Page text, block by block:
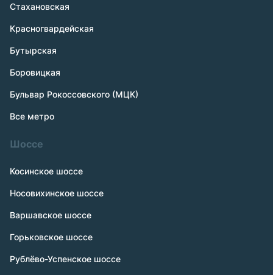
Стахановская
Красногвардейская
Бутырская
Боровицкая
Бульвар Рокоссовского (МЦК)
Все метро
Шоссе
Косинское шоссе
Носовихинское шоссе
Варшавское шоссе
Горьковское шоссе
Рублёво-Успенское шоссе